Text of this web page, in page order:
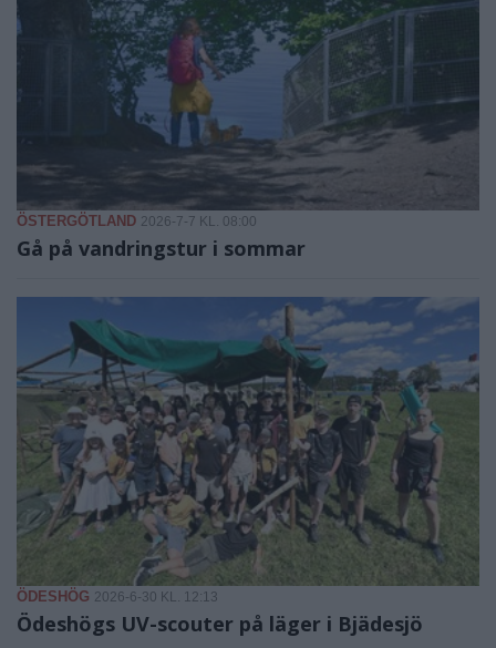
ÖSTERGÖTLAND 2026-7-7 KL. 08:00
Gå på vandringstur i sommar
ÖDESHÖG 2026-6-30 KL. 12:13
Ödeshögs UV-scouter på läger i Bjädesjö